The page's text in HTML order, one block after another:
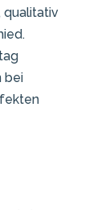
qualitativ
bei